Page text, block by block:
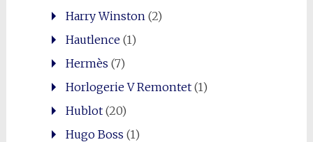
Harry Winston (2)
Hautlence(1)
Hermès (7)
Horlogerie V Remontet(1)
Hublot(20)
Hugo Boss (1)